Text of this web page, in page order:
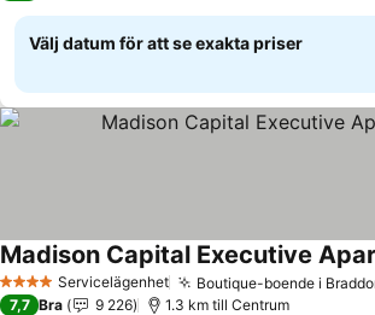
Välj datum för att se exakta priser
4 StjärnorServicelägenhet Boutique-boende i
Madison Capital Executive
7,7 Bra 9 226 1.3 km till Centrum